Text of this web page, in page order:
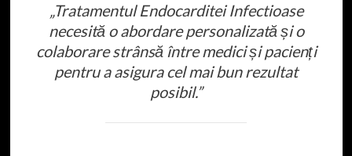
„Tratamentul Endocarditei Infectioase
necesită o abordare personalizată și o
colaborare strânsă între medici și pacienți
pentru a asigura cel mai bun rezultat
posibil.”